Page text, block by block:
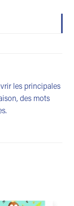
les principales
des mots